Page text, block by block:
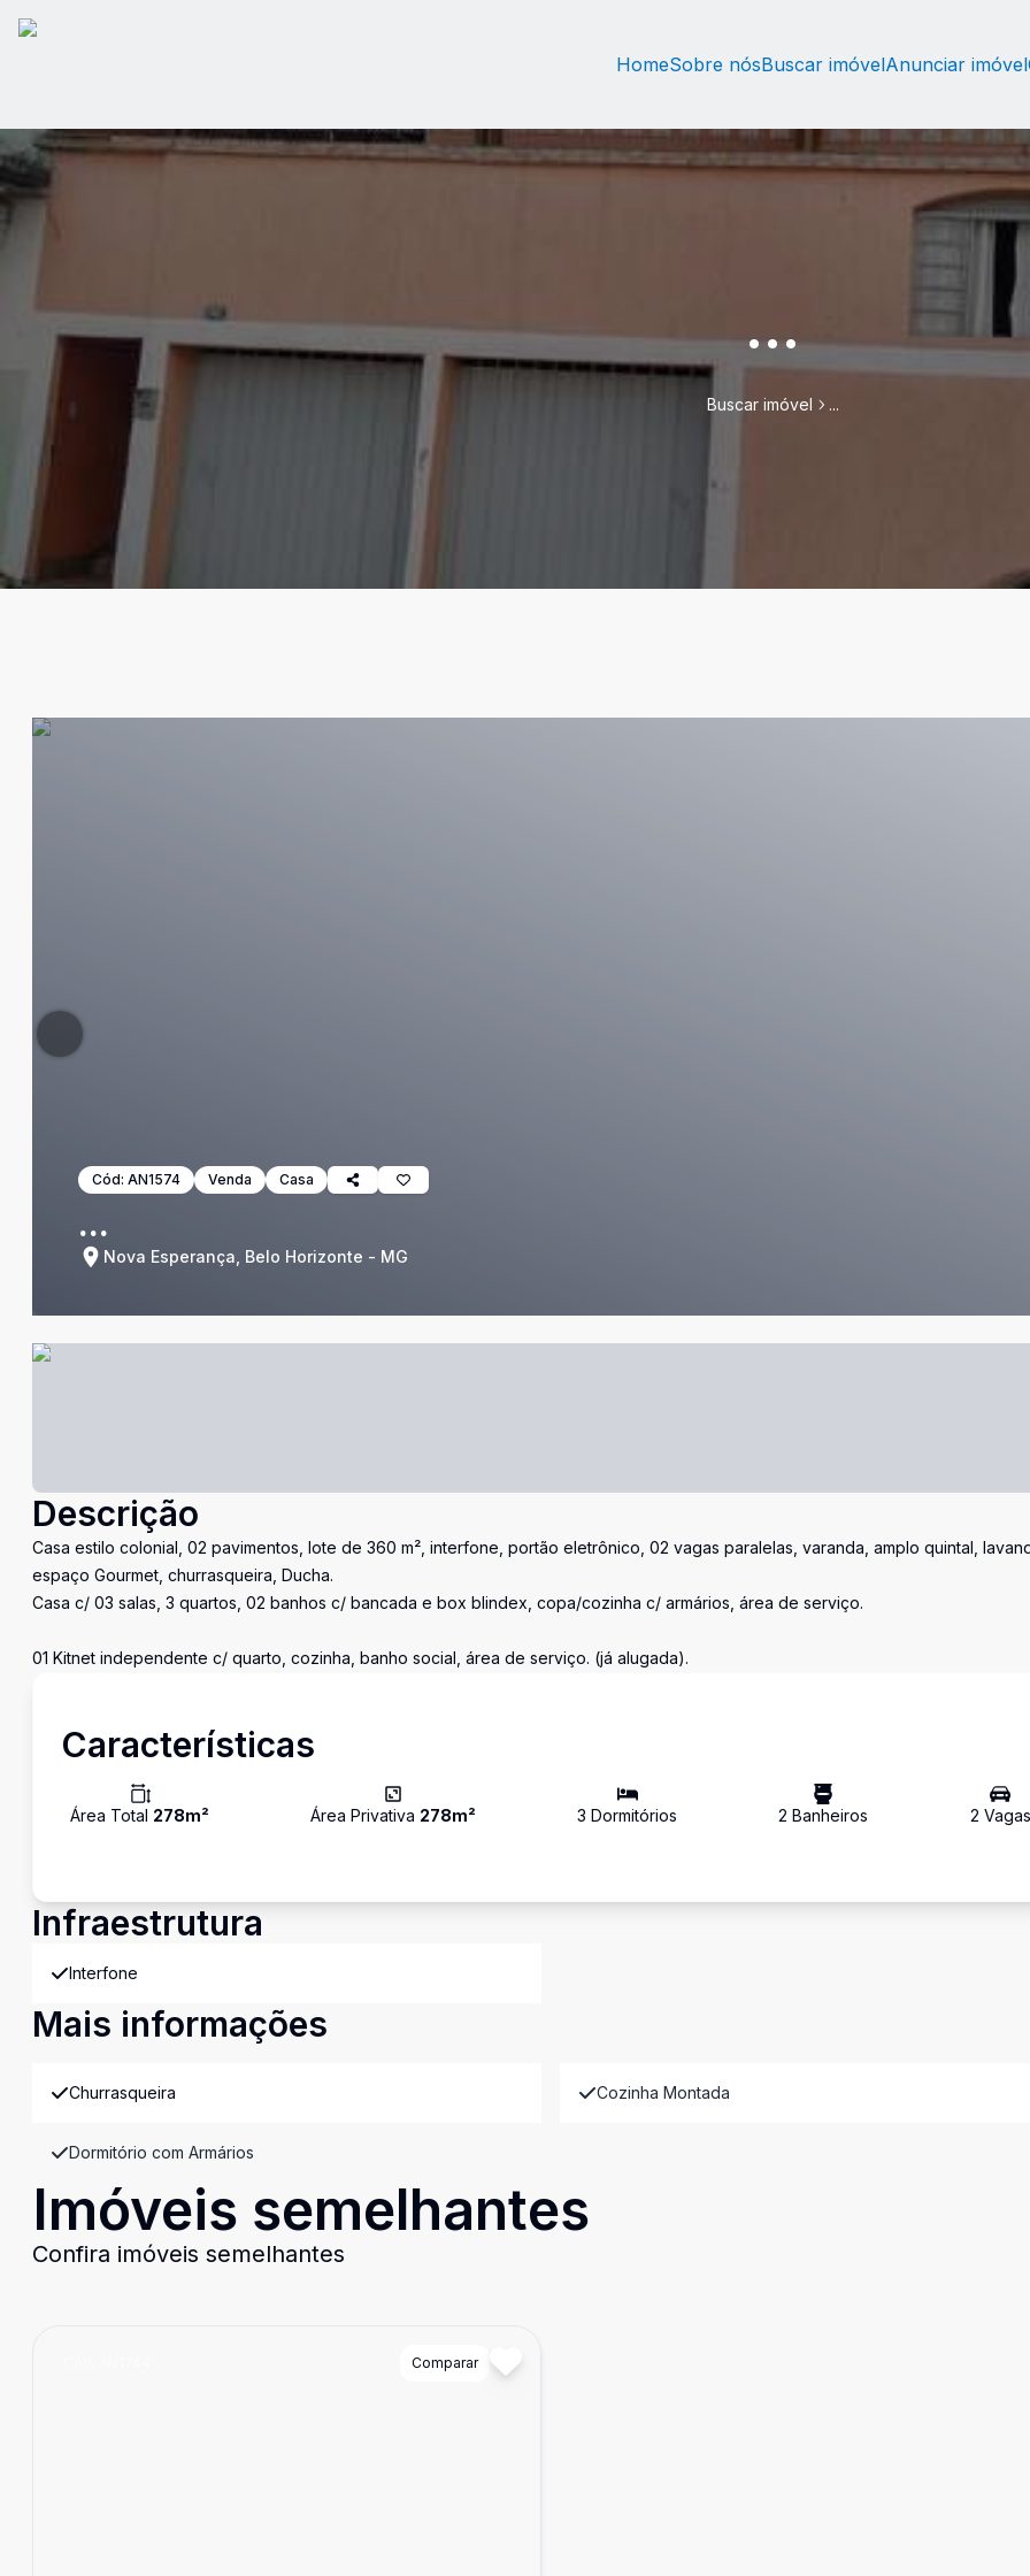
HomeSobre nósBuscar imóvelAnunciar imóvel
...
Buscar imóvel ...
Cód: AN1574 Venda Casa
...
Nova Esperança, Belo Horizonte - MG
Descrição
Casa estilo colonial, 02 pavimentos, lote de 360 m², interfone, portão eletrônico, 02 vagas paralelas, varanda, amplo quintal,
espaço Gourmet, churrasqueira, Ducha.
Casa c/ 03 salas, 3 quartos, 02 banhos c/ bancada e box blindex, copa/cozinha c/ armários, área de serviço.
01 Kitnet independente c/ quarto, cozinha, banho social, área de serviço. (já alugada).
Características
Área Total 278m² Área Privativa 278m² 3 Dormitórios 2 Banheiros 2 Vagas
Infraestrutura
Interfone
Mais informações
Churrasqueira Cozinha Montada
Dormitório com Armários
Imóveis semelhantes
Confira imóveis semelhantes
Comparar